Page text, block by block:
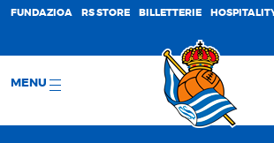
FUNDAZIOA RS STORE BILLETTERIE
MENU